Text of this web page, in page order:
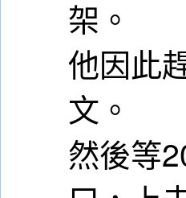
架。
他因此
文。
然後等